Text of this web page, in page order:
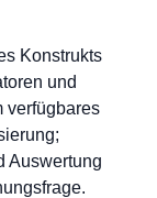
Konstrukts
und
verfügbares
Auswertung